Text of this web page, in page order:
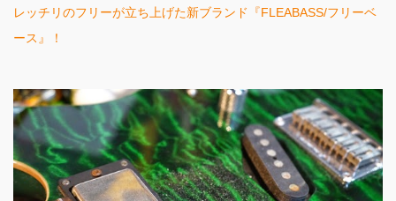
レッチリのフリーが立ち上げた新ブランド『FLEABASS/フリーベ
ース』！